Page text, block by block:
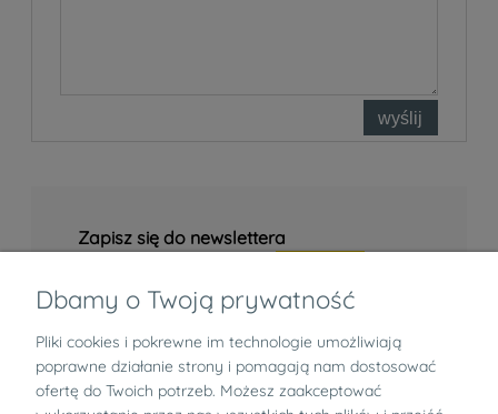
wyślij
Zapisz się do newslettera
Informacje
Dbamy o Twoją prywatność
Pliki cookies i pokrewne im technologie umożliwiają
poprawne działanie strony i pomagają nam dostosować
ofertę do Twoich potrzeb. Możesz zaakceptować